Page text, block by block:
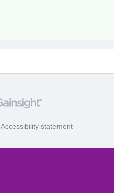
Accessibility statement